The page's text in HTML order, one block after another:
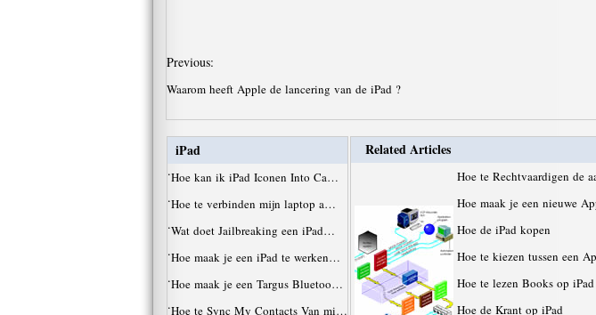
Previous:
Waarom heeft Apple de lancering van de iPad ?
iPad
·Hoe kan ik iPad Iconen Into Ca…
·Hoe te verbinden mijn laptop a…
·Wat doet Jailbreaking een iPad…
·Hoe maak je een iPad te werken…
·Hoe maak je een Targus Bluetoo…
·Hoe te Sync My Contacts Van mi…
Related Articles
Hoe te Rechtvaardigen de
Hoe maak je een nieuwe
Hoe de iPad kopen
Hoe te kiezen tussen een
Hoe te lezen Books op iPad
Hoe de Krant op iPad